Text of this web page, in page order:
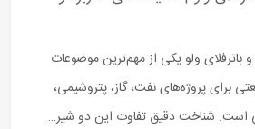
باترفلای ولو یکی از مهم‌ترین موضوعات
برای پروژه‌های نفت، گاز، پتروشیمی،
است. شناخت دقیق تفاوت این دو شیر…